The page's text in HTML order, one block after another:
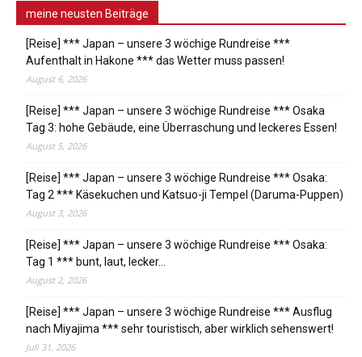
meine neusten Beiträge
[Reise] *** Japan – unsere 3 wöchige Rundreise ***
Aufenthalt in Hakone *** das Wetter muss passen!
August 6, 2026
[Reise] *** Japan – unsere 3 wöchige Rundreise *** Osaka
Tag 3: hohe Gebäude, eine Überraschung und leckeres Essen!
August 5, 2026
[Reise] *** Japan – unsere 3 wöchige Rundreise *** Osaka:
Tag 2 *** Käsekuchen und Katsuo-ji Tempel (Daruma-Puppen)
August 3, 2026
[Reise] *** Japan – unsere 3 wöchige Rundreise *** Osaka:
Tag 1 *** bunt, laut, lecker…
August 2, 2026
[Reise] *** Japan – unsere 3 wöchige Rundreise *** Ausflug
nach Miyajima *** sehr touristisch, aber wirklich sehenswert!
Juli 31, 2026